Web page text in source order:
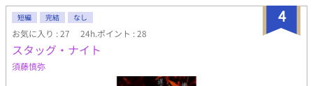
4
短編 完結 なし
お気に入り : 27 24h.ポイント : 28
スタッグ・ナイト
須藤慎弥